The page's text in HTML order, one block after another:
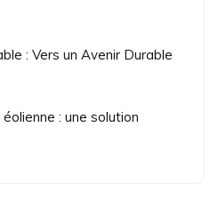
: Vers un Avenir Durable
: une solution